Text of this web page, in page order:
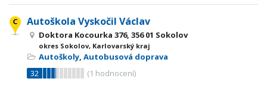
Autoškola Vyskočil Václav
Doktora Kocourka 376, 356 01 Sokolov
okres Sokolov, Karlovarský kraj
Autoškoly, Autobusová doprava
32
(1 hodnocení)